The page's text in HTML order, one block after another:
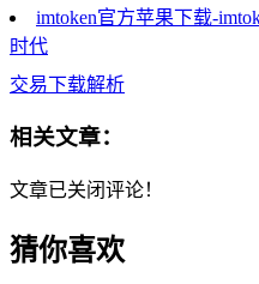
imtoken官方苹果下载-
时代
交易下载解析
相关文章：
文章已关闭评论！
猜你喜欢